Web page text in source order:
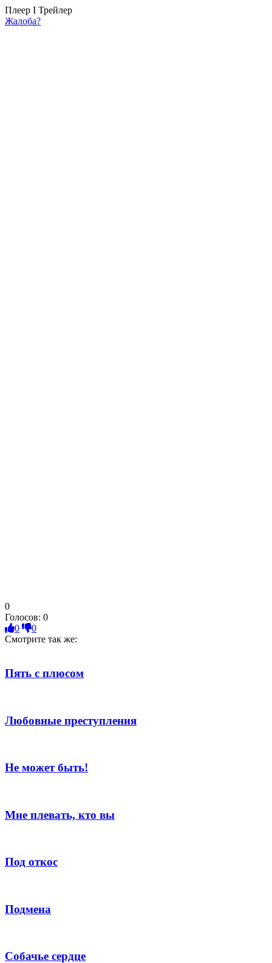
Плеер I Трейлер
Жалоба?
0
Голосов: 0
0
0
Смотрите так же:
Пять с плюсом
Любовные преступления
Не может быть!
Мне плевать, кто вы
Под откос
Подмена
Собачье сердце